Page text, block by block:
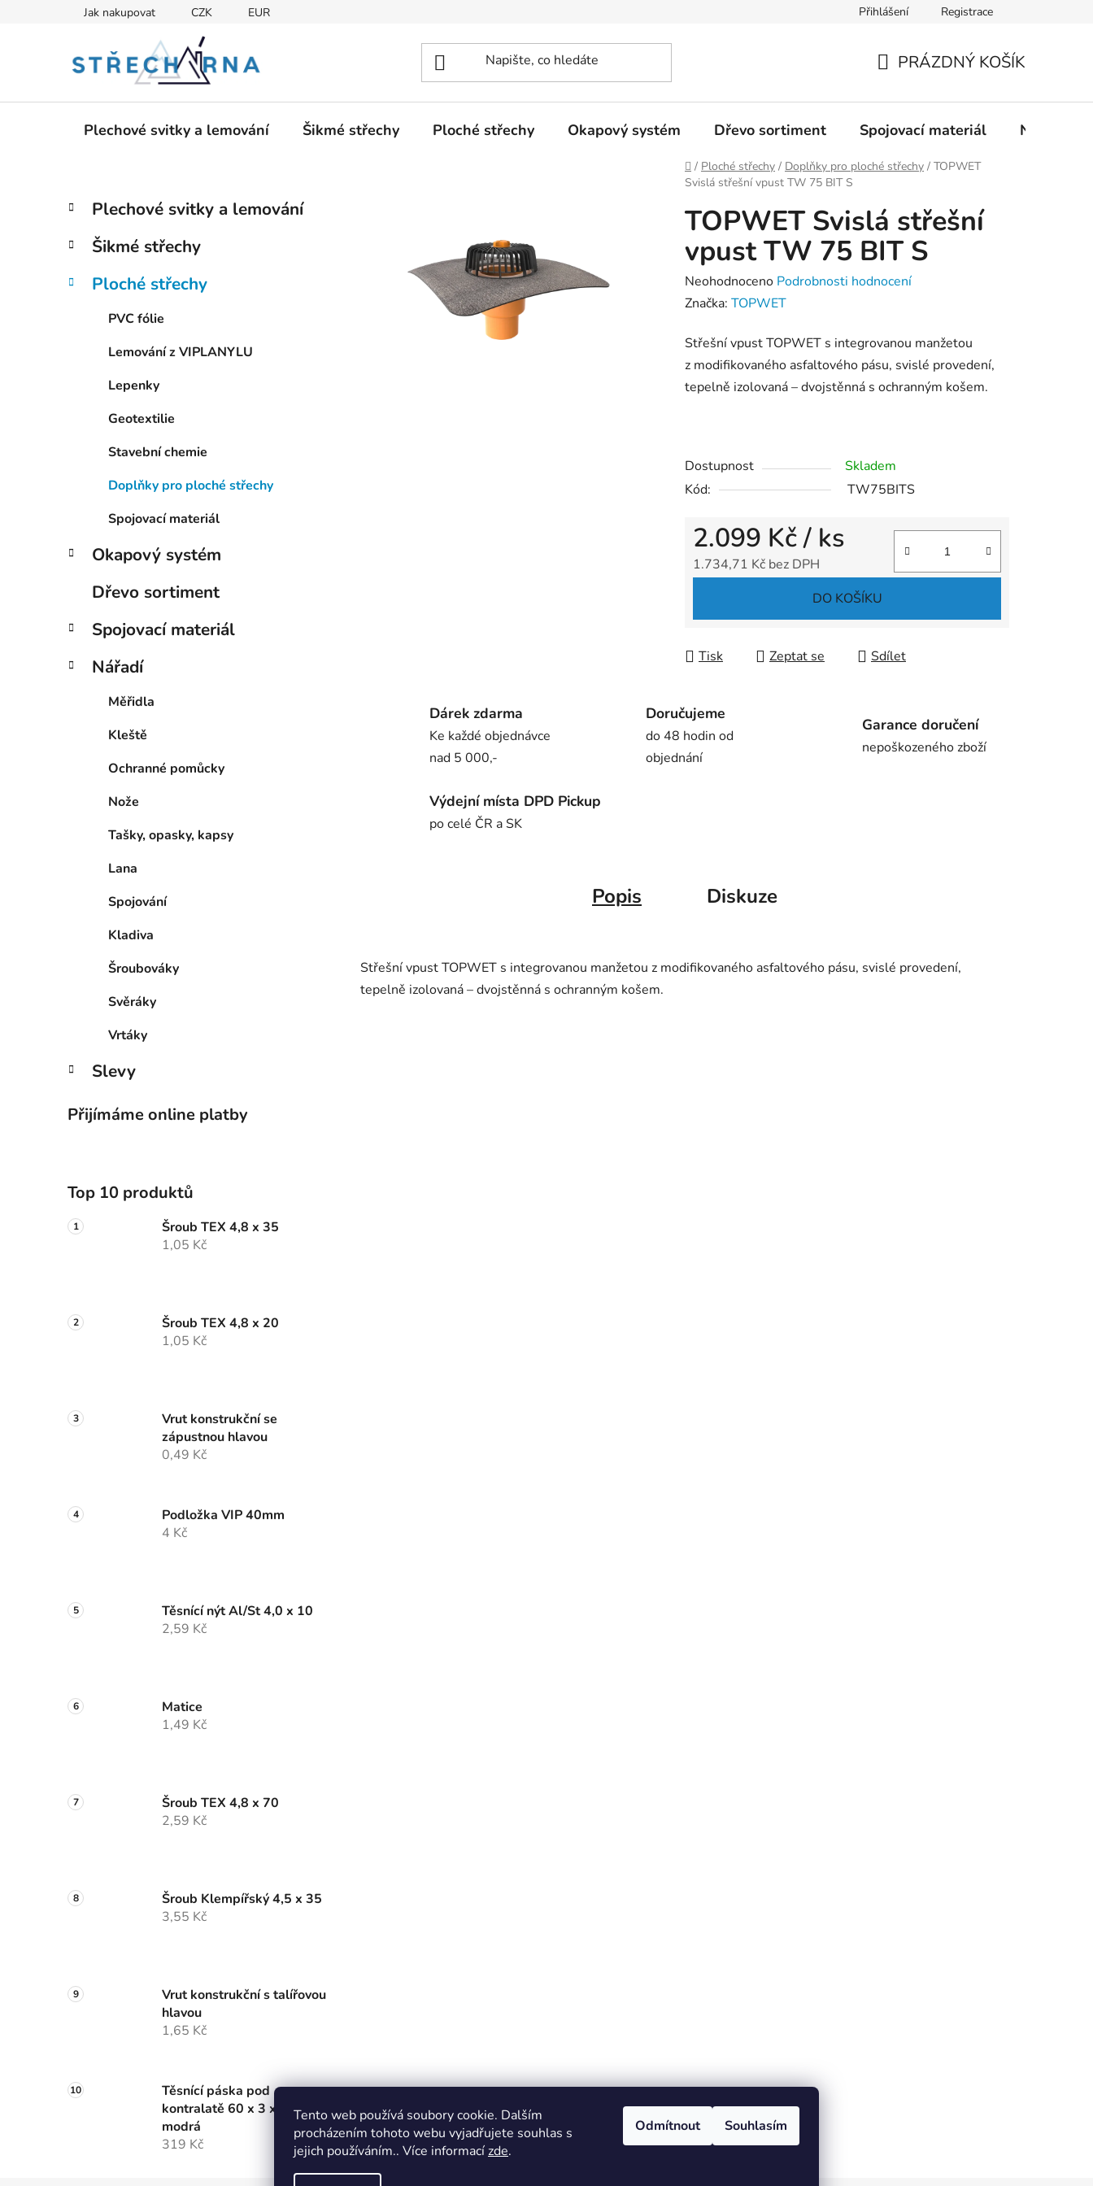
Tento web používá soubory cookie. Dalším
procházením tohoto webu vyjadřujete souhlas s
jejich používáním.. Více informacízde.
Odmítnout Souhlasím
Jak nakupovat CZK EUR Přihlášení Registrace
KOŠÍK
PRÁZDNÝ KOŠÍK
Plechové svitky a lemování Šikmé střechy Ploché střechy Okapový systém Dřevo sortiment Spojovací materiál Nářadí
Domů
/ Ploché střechy / Doplňky pro ploché střechy / TOPWET
Svislá střešní vpust TW 75 BIT S
P
s
r
Přeskočit
kategorie
K
a
e
o
Plechové svitky a lemování
Šikmé střechy
Ploché střechy
PVC fólie
Lemování z VIPLANYLU
Lepenky
Geotextilie
Stavební chemie
Doplňky pro ploché střechy
Spojovací materiál
Okapový systém
Dřevo sortiment
Spojovací materiál
Nářadí
Měřidla
Kleště
Ochranné pomůcky
Nože
Tašky, opasky, kapsy
Lana
Spojování
Kladiva
Šroubováky
Svěráky
Vrtáky
Slevy
Přijímáme online platby
Top 10 produktů
Šroub TEX 4,8 x 35
1,05 Kč
Šroub TEX 4,8 x 20
1,05 Kč
Vrut konstrukční se
zápustnou hlavou
0,49 Kč
Podložka VIP 40mm
4 Kč
Těsnící nýt Al/St 4,0 x 10
2,59 Kč
Matice
1,49 Kč
Šroub TEX 4,8 x 70
2,59 Kč
Šroub Klempířský 4,5 x 35
3,55 Kč
Vrut konstrukční s talířovou
hlavou
1,65 Kč
Těsnící páska pod
kontralatě 60 x 3 x 30m
modrá
319 Kč
TOPWET Svislá střešní
vpust TW 75 BIT S
Průměrné
hodnocení
je
0,0
z
Neohodnoceno Podrobnosti hodnocení
Značka: TOPWET
Střešní vpust TOPWET s integrovanou manžetou
z modifikovaného asfaltového pásu, svislé provedení,
tepelně izolovaná – dvojstěnná s ochranným košem.
Dostupnost
Skladem
Kód:
TW75BITS
2.099 Kč/ ks
1.734,71 Kč bez DPH
DO KOŠÍKU
Tisk Zeptat se Sdílet
Dárek zdarma
Ke každé objednávce
nad 5 000,-
Doručujeme
do 48 hodin od
objednání
Garance doručení
nepoškozeného zboží
Výdejní místa DPD Pickup
po celé ČR a SK
Popis Diskuze
Střešní vpust TOPWET s integrovanou manžetou z modifikovaného asfaltového pásu, svislé provedení,
tepelně izolovaná – dvojstěnná s ochranným košem.